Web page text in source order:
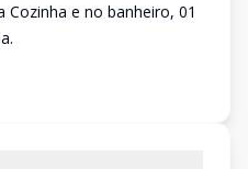
e no banheiro, 01